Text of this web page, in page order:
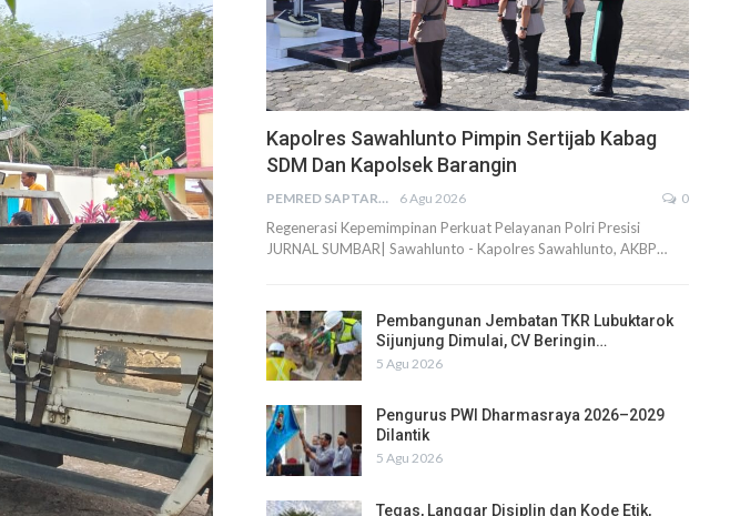
Kapolres Sawahlunto Pimpin Sertijab Kabag
SDM Dan Kapolsek Barangin
PEMRED SAPTARIUS 6 Agu 2026 0
Regenerasi Kepemimpinan Perkuat Pelayanan Polri Presisi
JURNAL SUMBAR| Sawahlunto - Kapolres Sawahlunto, AKBP…
Pembangunan Jembatan TKR Lubuktarok
Sijunjung Dimulai, CV Beringin…
5 Agu 2026
Pengurus PWI Dharmasraya 2026–2029
Dilantik
5 Agu 2026
Tegas, Langgar Disiplin dan Kode Etik,